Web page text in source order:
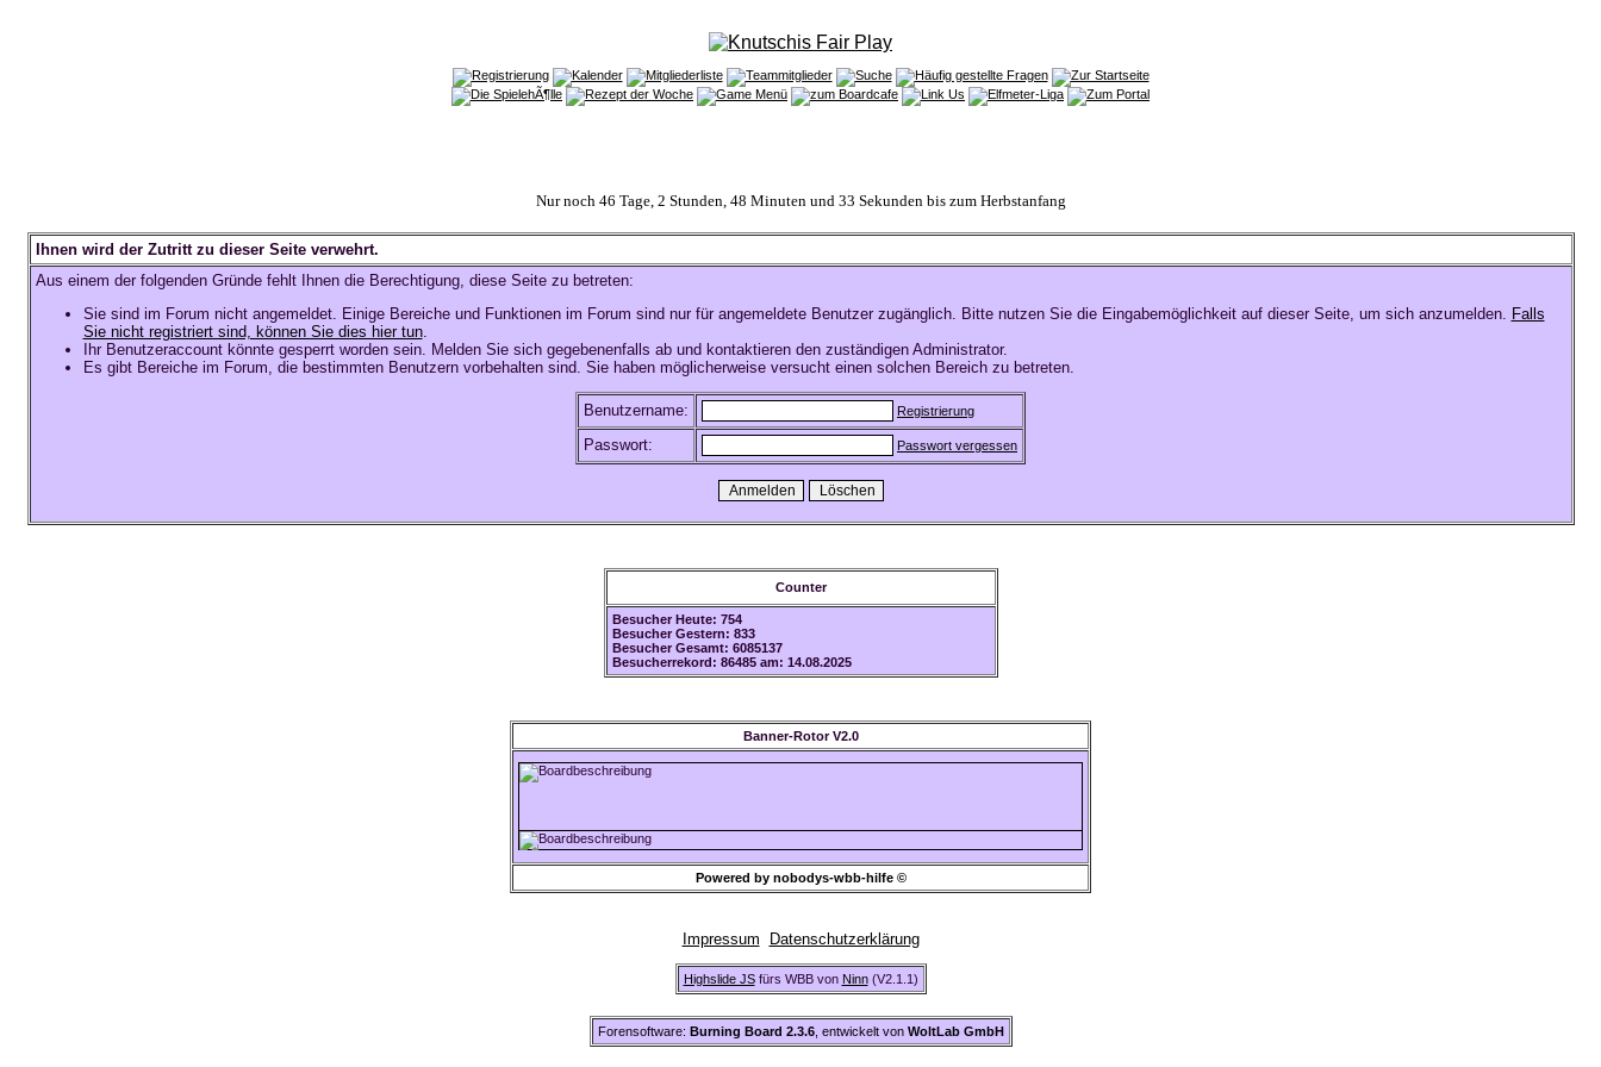
Nur noch 46 Tage, 2 Stunden, 48 Minuten und 33 Sekunden bis zum Herbstanfang
Ihnen wird der Zutritt zu dieser Seite verwehrt.
Aus einem der folgenden Gründe fehlt Ihnen die Berechtigung, diese Seite zu betreten:
Sie sind im Forum nicht angemeldet. Einige Bereiche und Funktionen im Forum sind nur für angemeldete Benutzer zugänglich. Bitte nutzen Sie die Eingabemöglichkeit auf dieser Seite, um sich anzumelden. Falls
Sie nicht registriert sind, können Sie dies hier tun.
Ihr Benutzeraccount könnte gesperrt worden sein. Melden Sie sich gegebenenfalls ab und kontaktieren den zuständigen Administrator.
Es gibt Bereiche im Forum, die bestimmten Benutzern vorbehalten sind. Sie haben möglicherweise versucht einen solchen Bereich zu betreten.
Benutzername: Registrierung
Passwort: Passwort vergessen
Counter
Besucher Heute: 754
Besucher Gestern: 833
Besucher Gesamt: 6085137
Besucherrekord: 86485 am: 14.08.2025
Banner-Rotor V2.0
Powered by nobodys-wbb-hilfe ©
Impressum Datenschutzerklärung
Highslide JSfürs WBB von Ninn(V2.1.1)
Forensoftware: Burning Board 2.3.6, entwickelt von WoltLab GmbH